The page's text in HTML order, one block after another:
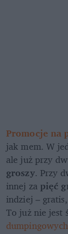
Promocje na
jak mem. W
ale już przy
groszy. Przy
innej za pięć
indziej –
To już nie jest